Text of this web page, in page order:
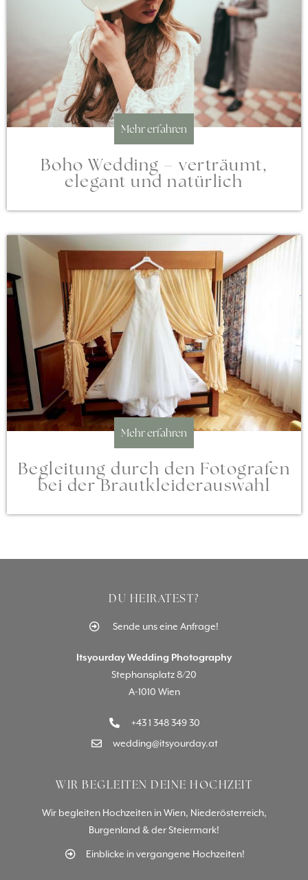
Mehr erfahren
Boho Wedding – verträumt,
elegant und natürlich
Mehr erfahren
Begleitung durch den Fotografen
bei der Brautkleiderauswahl
DU HEIRATEST?
Sende uns eine Anfrage!
Itsyourday Wedding Photography
Stephansplatz 8/20
A-1010 Wien
+43 1 348 349 30
wedding@itsyourday.at
WIR BEGLEITEN DEINE HOCHZEIT
Wir begleiten Hochzeiten in Wien, Niederösterreich,
Burgenland & der Steiermark!
Einblicke in vergangene Hochzeiten!